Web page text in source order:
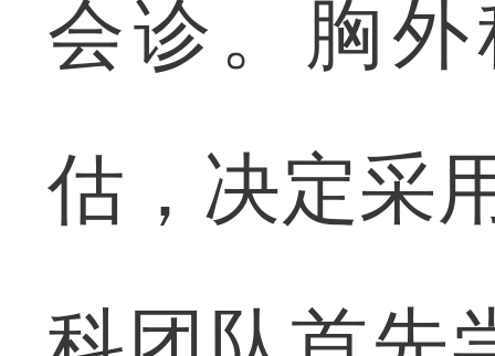
会诊。胸
估，决定采